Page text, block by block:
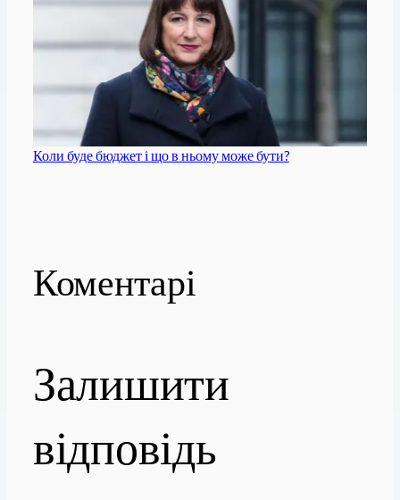
Коли буде бюджет і що в ньому може бути?
Коментарі
Залишити
відповідь